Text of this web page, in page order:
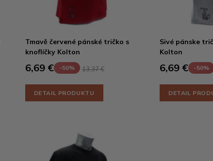
Tmavě červené pánské tričko s
knoflíčky Kolton
6,69 € -50% 13,37 €
DETAIL PRODUKTU
Sivé pánske
Kolton
6,69 € -50%
DETAIL